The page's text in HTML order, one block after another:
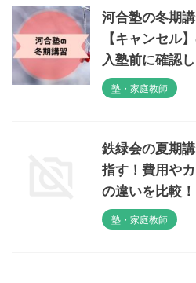
河合塾の冬期
【キャンセル
入塾前に確認し
塾・家庭教師
鉄緑会の夏期
指す！費用や
の違いを比較！
塾・家庭教師